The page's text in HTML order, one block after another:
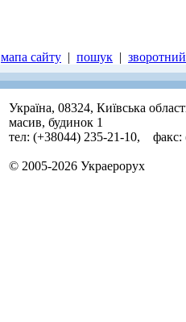
мапа сайту | пошук |
Україна, 08324, Київська
масив, будинок 1
тел: (+38044) 235-21-10, факс:
© 2005-2026 Украерорух